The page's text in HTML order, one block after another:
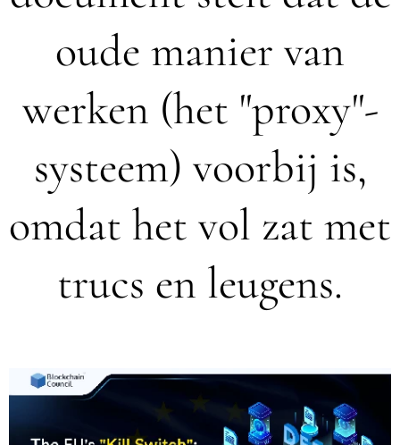
oude manier van
werken (het "proxy"-
systeem) voorbij is,
omdat het vol zat met
trucs en leugens.